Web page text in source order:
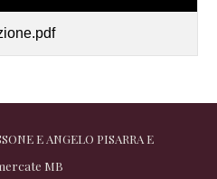
E ANGELO PISARRA E
MB